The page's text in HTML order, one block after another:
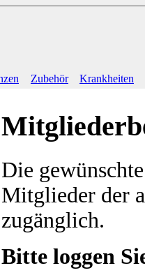
Zubehör Krankheiten
Die
Mitglieder der
zugänglich.
Bitte loggen